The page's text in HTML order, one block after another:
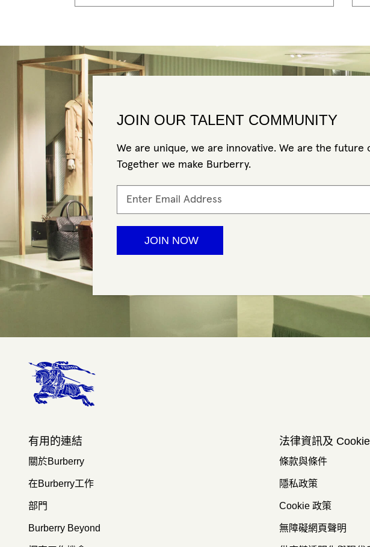
JOIN OUR TALENT COMMUNITY
We are unique, we are innovative. We are the future
Together we make Burberry.
有用的連結
關於Burberry
在Burberry工作
部門
Burberry Beyond
法律資訊及
條款與條件
隱私政策
Cookie 政策
無障礙網頁聲明